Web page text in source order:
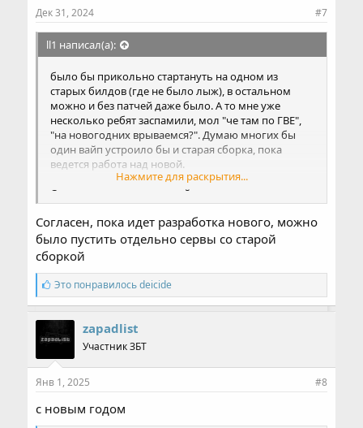
:
Дек 31, 2024 #7
ll1 написал(а):
было бы прикольно стартануть на одном из
старых билдов (где не было лыж), в остальном
можно и без патчей даже было. А то мне уже
несколько ребят заспамили, мол "че там по ГВЕ",
"на новогодних врываемся?". Думаю многих бы
один вайп устроило бы и старая сборка, пока
ведется работа над новой.
Странно что не думали действовать в таком ключе,
ну как минимум не понятно зачем останавливать
продакшен, из-за того что идет разработка
обновления. Удачи и успехов в Новогом году!
Нажмите для раскрытия...
Согласен, пока идет разработка нового, можно
было пустить отдельно сервы со старой
сборкой
С
и
м
п
а
и
:
Это понравилосьdeicide
zapadlist
Участник ЗБТ
Янв 1, 2025 #8
с новым годом